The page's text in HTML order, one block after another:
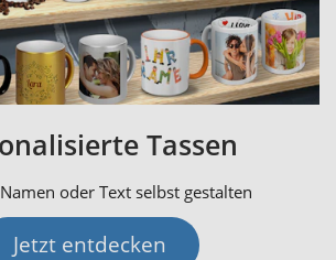
Tassen
oder Text selbst gestalten
Jetzt entdecken